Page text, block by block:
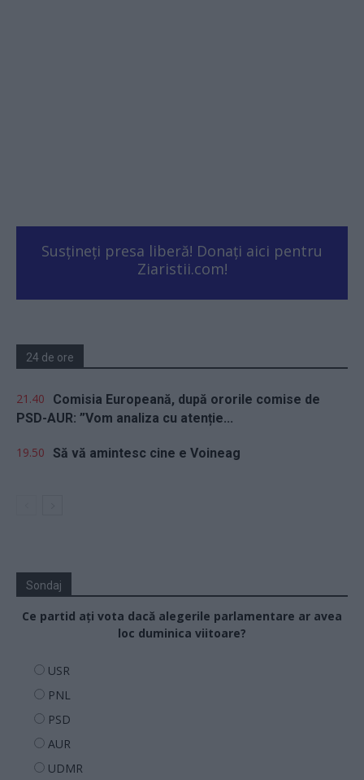
Susțineți presa liberă! Donați aici pentru
Ziaristii.com!
24 de ore
21.40
Comisia Europeană, după ororile comise de
PSD-AUR: ”Vom analiza cu atenție...
19.50 Să vă amintesc cine e Voineag
Sondaj
Ce partid ați vota dacă alegerile parlamentare ar avea
loc duminica viitoare?
USR
PNL
PSD
AUR
UDMR